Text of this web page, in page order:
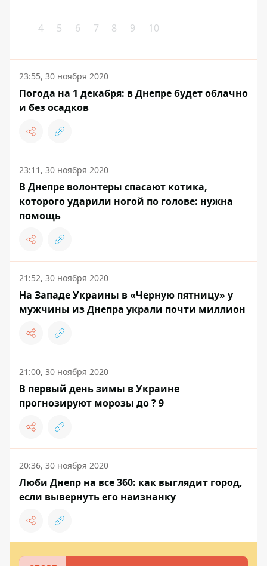
4 5 6 7 8 9 10
23:55, 30 ноября 2020
Погода на 1 декабря: в Днепре будет облачно
и без осадков
23:11, 30 ноября 2020
В Днепре волонтеры спасают котика,
которого ударили ногой по голове: нужна
помощь
21:52, 30 ноября 2020
На Западе Украины в «Черную пятницу» у
мужчины из Днепра украли почти миллион
21:00, 30 ноября 2020
В первый день зимы в Украине
прогнозируют морозы до ? 9
20:36, 30 ноября 2020
Люби Днепр на все 360: как выглядит город,
если вывернуть его наизнанку